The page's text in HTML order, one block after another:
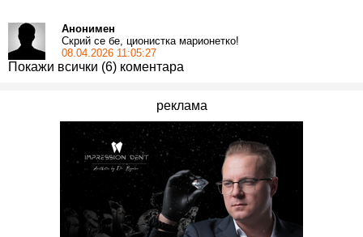
Анонимен
Скрий се бе, ционистка марионетко!
08.04.2026 11:05:27
Покажи всички (6) коментара
реклама